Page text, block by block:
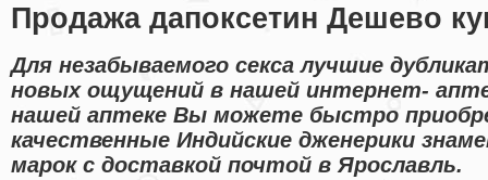
Продажа дапоксетин Дешево
Для незабываемого секса лучшие
новых ощущений в нашей интернет-
нашей аптеке Вы можете быстро
качественные Индийские дженерики
марок с доставкой почтой в Ярославль.